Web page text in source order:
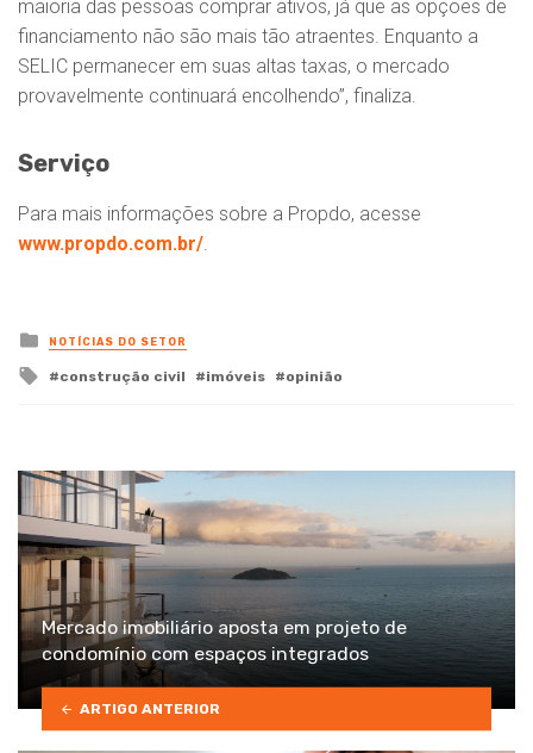
maioria das pessoas comprar ativos, já que as opções de
financiamento não são mais tão atraentes. Enquanto a
SELIC permanecer em suas altas taxas, o mercado
provavelmente continuará encolhendo”, finaliza.
Serviço
Para mais informações sobre a Propdo, acesse
www.propdo.com.br/
Posted
in
NOTÍCIAS DO SETOR
Tagged
construção civil imóveis opinião
Mercado imobiliário aposta em projeto de
condomínio com espaços integrados
ARTIGO ANTERIOR